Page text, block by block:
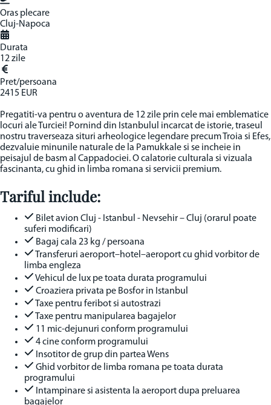
Oras plecare
Cluj-Napoca
Durata
12 zile
Pret/persoana
2415 EUR
Pregatiti-va pentru o aventura de 12 zile prin cele mai emblematice
locuri ale Turciei! Pornind din Istanbulul incarcat de istorie, traseul
nostru traverseaza situri arheologice legendare precum Troia si Efes,
dezvaluie minunile naturale de la Pamukkale si se incheie in
peisajul de basm al Cappadociei. O calatorie culturala si vizuala
fascinanta, cu ghid in limba romana si servicii premium.
Tariful include:
Bilet avion Cluj - Istanbul - Nevsehir – Cluj (orarul poate
suferi modificari)
Bagaj cala 23 kg / persoana
Transferuri aeroport–hotel–aeroport cu ghid vorbitor de
limba engleza
Vehicul de lux pe toata durata programului
Croaziera privata pe Bosfor in Istanbul
Taxe pentru feribot si autostrazi
Taxe pentru manipularea bagajelor
11 mic-dejunuri conform programului
4 cine conform programului
Insotitor de grup din partea Wens
Ghid vorbitor de limba romana pe toata durata
programului
Intampinare si asistenta la aeroport dupa preluarea
bagajelor